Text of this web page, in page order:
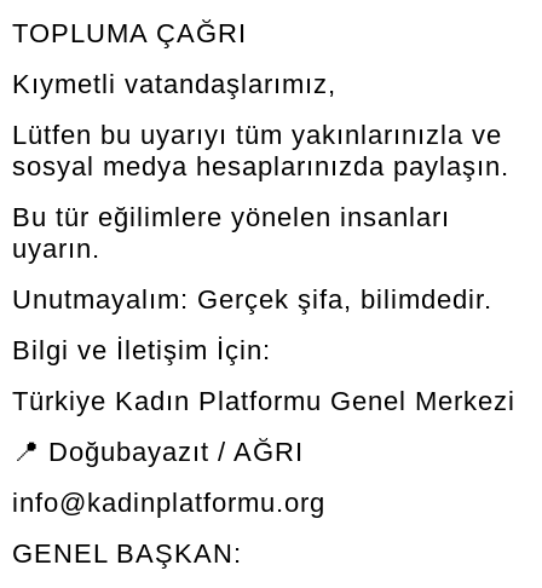
TOPLUMA ÇAĞRI
Kıymetli vatandaşlarımız,
Lütfen bu uyarıyı tüm yakınlarınızla ve
sosyal medya hesaplarınızda paylaşın.
Bu tür eğilimlere yönelen insanları
uyarın.
Unutmayalım: Gerçek şifa, bilimdedir.
Bilgi ve İletişim İçin:
Türkiye Kadın Platformu Genel Merkezi
📍 Doğubayazıt / AĞRI
info@kadinplatformu.org
GENEL BAŞKAN: